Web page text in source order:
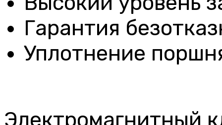
Гарантия
Уплотнение
Электромагнитный